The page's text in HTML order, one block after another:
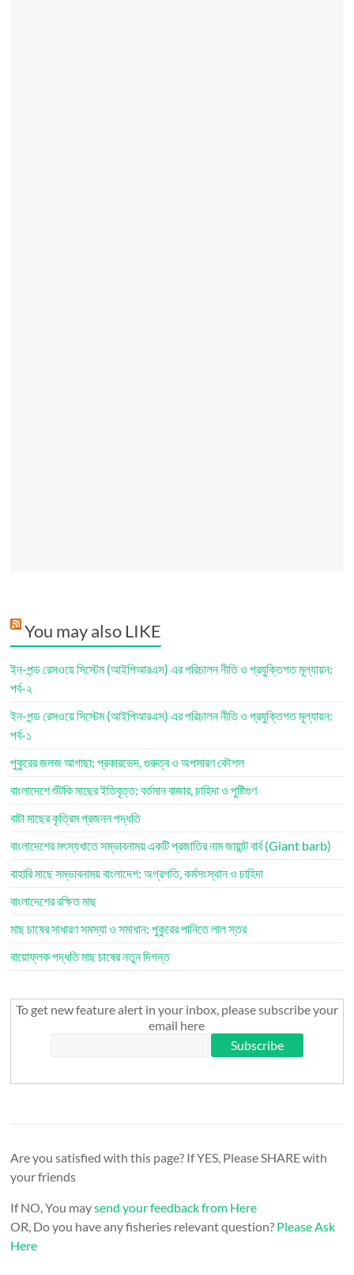
You may also LIKE
ইন-পন্ড রেসওয়ে সিস্টেম (আইপিআরএস) এর পরিচালন নীতি ও প্রযুক্তিগত মূল্যায়ন:
পর্ব-২
ইন-পন্ড রেসওয়ে সিস্টেম (আইপিআরএস) এর পরিচালন নীতি ও প্রযুক্তিগত মূল্যায়ন:
পর্ব-১
পুকুরের জলজ আগাছা: প্রকারভেদ, গুরুত্ব ও অপসারণ কৌশল
বাংলাদেশে শুঁটকি মাছের ইতিবৃত্ত: বর্তমান বাজার, চাহিদা ও পুষ্টিগুণ
বাটা মাছের কৃত্রিম প্রজনন পদ্ধতি
বাংলাদেশের মৎস্যখাতে সম্ভাবনাময় একটি প্রজাতির নাম জায়ান্ট বার্ব (Giant barb)
বাহারি মাছে সম্ভাবনাময় বাংলাদেশ: অগ্রগতি, কর্মসংস্থান ও চাহিদা
বাংলাদেশের রক্ষিত মাছ
মাছ চাষের সাধারণ সমস্যা ও সমাধান: পুকুরের পানিতে লাল স্তর
বায়োফ্লক পদ্ধতি মাছ চাষের নতুন দিগন্ত
To get new feature alert in your inbox, please subscribe your
email here
Are you satisfied with this page? If YES, Please SHARE with
your friends
If NO, You maysend your feedback from Here
OR, Do you have any fisheries relevant question? Please Ask
Here